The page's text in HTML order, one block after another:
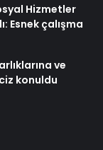
Hizmetler
Esnek çalışma
ve
konuldu